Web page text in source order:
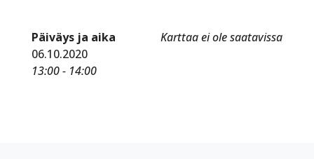
Karttaa ei ole saatavissa
Päiväys ja aika
06.10.2020
13:00 - 14:00